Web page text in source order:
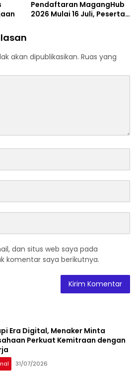
Pendaftaran MagangHub
2026 Mulai 16 Juli, Peserta
akan dipublikasikan. Ruas yang
dan situs web saya pada
komentar saya berikutnya.
Era Digital, Menaker Minta
Perkuat Kemitraan dengan
31/07/2026